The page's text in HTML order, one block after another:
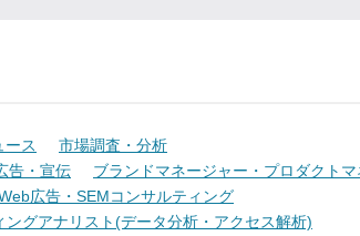
ース
市場調査・分析
告・宣伝
ブランドマネージャー・プロダクト
広告・SEMコンサルティング
ングアナリスト(データ分析・アクセス解析)